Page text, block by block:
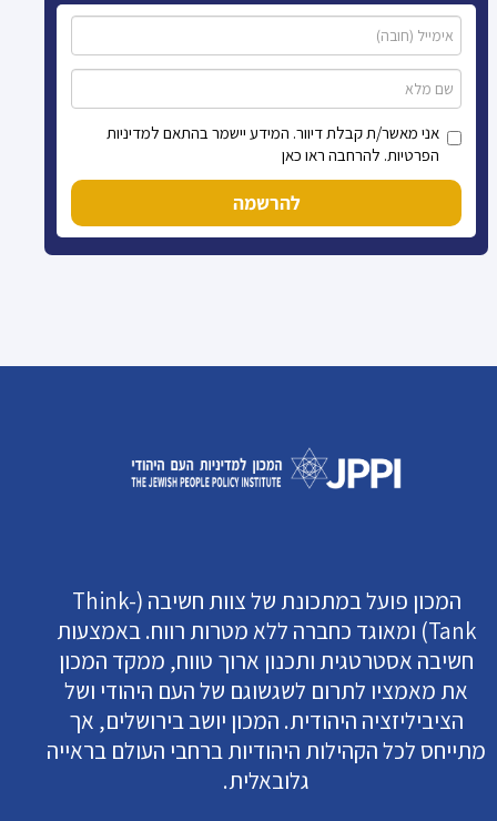
אני מאשר/ת קבלת דיוור. המידע יישמר בהתאם למדיניות
הפרטיות. להרחבה ראו כאן
להרשמה
המכון פועל במתכונת של צוות חשיבה (Think-
Tank) ומאוגד כחברה ללא מטרות רווח. באמצעות
חשיבה אסטרטגית ותכנון ארוך טווח, ממקד המכון
את מאמציו לתרום לשגשוגם של העם היהודי ושל
הציביליזציה היהודית. המכון יושב בירושלים, אך
מתייחס לכל הקהילות היהודיות ברחבי העולם בראייה
גלובאלית.